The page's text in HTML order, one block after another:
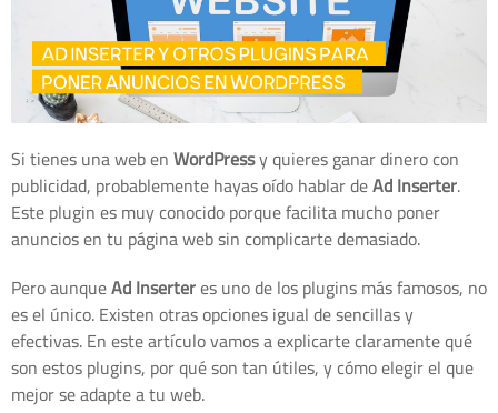
Si tienes una web enWordPressy quieres ganar dinero con
publicidad, probablemente hayas oído hablar deAd Inserter.
Este plugin es muy conocido porque facilita mucho poner
anuncios en tu página web sin complicarte demasiado.
Pero aunqueAd Inserteres uno de los plugins más famosos, no
es el único. Existen otras opciones igual de sencillas y
efectivas. En este artículo vamos a explicarte claramente qué
son estos plugins, por qué son tan útiles, y cómo elegir el que
mejor se adapte a tu web.